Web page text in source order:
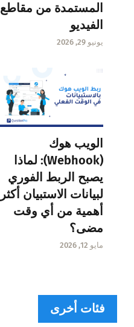
المستمدة من مقاطع
الفيديو
يونيو 29, 2026
الويب هوك
(Webhook): لماذا
يصبح الربط الفوري
لبيانات الاستبيان أكثر
أهمية من أي وقت
مضى؟
مايو 12, 2026
فئات أخرى